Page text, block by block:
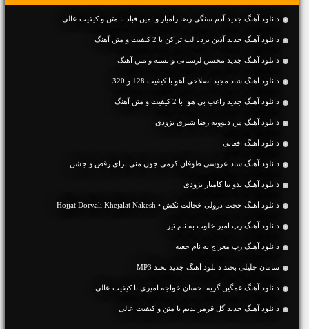
دانلود آهنگ جديد آدم سنگی رضا رامیار و امین قباد با متن و کیفیت عالی
دانلود آهنگ جديد آذین بردیا لب تر کن با 2 کیفیت و متن آهنگ
دانلود آهنگ جديد محسن لرستانی وابسته و متن آهنگ
دانلود آهنگ شاد مجید اصلاحی آهو با کیفیت 128 و 320
دانلود آهنگ جديد راغب بی هوا با 2 کیفیت و متن آهنگ
دانلود آهنگ من دیوونه رضا شیری بزودی
دانلود آهنگ افغانی
دانلود آهنگ شاد عروسی طوفان کرمی جون منی برای رقص و جشن
دانلود آهنگ بدو بیا کامیار بزودی
دانلود آهنگ حجت درولی خجالت نکش • Hojjat Dorvali Khejalat Nakesh
دانلود آهنگ رپ امیر خلوت به نام تیر
دانلود آهنگ رپ معراج به نام جعبه
سامان جلیلی بخند دانلود آهنگ جدید بخند MP3
دانلود آهنگ غمگین گریه احسان خواجه امیری با کیفیت عالی
دانلود آهنگ جديد گل قرمز ندیم با متن و کیفیت عالی